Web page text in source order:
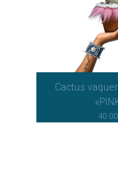
Cactus
40.00